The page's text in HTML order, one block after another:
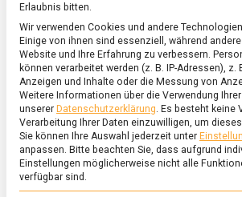
Erlaubnis bitten.
Wir verwenden Cookies und andere
Einige von ihnen sind essenziell, während
Website und Ihre Erfahrung zu verbessern.
können verarbeitet werden (z. B. IP-Adressen),
Anzeigen und Inhalte oder die Messung von
Weitere Informationen über die Verwendung
unserer Datenschutzerklärung. Es besteht keine
Verarbeitung Ihrer Daten einzuwilligen, um
Sie können Ihre Auswahl jederzeit unter
anpassen. Bitte beachten Sie, dass aufgrund
Einstellungen möglicherweise nicht alle
verfügbar sind.